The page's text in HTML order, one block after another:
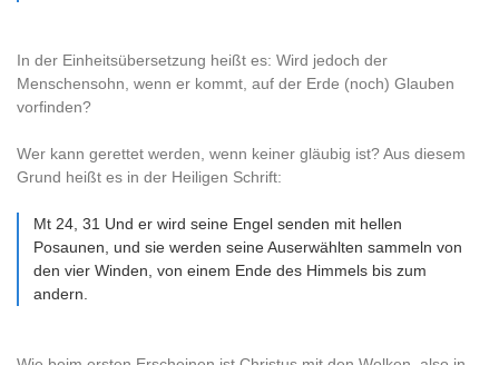
In der Einheitsübersetzung heißt es: Wird jedoch der
Menschensohn, wenn er kommt, auf der Erde (noch) Glauben
vorfinden?
Wer kann gerettet werden, wenn keiner gläubig ist? Aus diesem
Grund heißt es in der Heiligen Schrift:
Mt 24, 31 Und er wird seine Engel senden mit hellen
Posaunen, und sie werden seine Auserwählten sammeln von
den vier Winden, von einem Ende des Himmels bis zum
andern.